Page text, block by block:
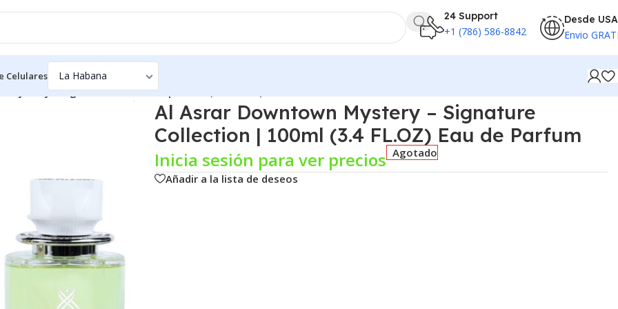
24 Support
+1 (786) 586-8842
Desde USA
Envio
Celulares
Mystery – Signature Collection | 100ml (3.4 FL.OZ) Eau de Parfum
Al Asrar Downtown Mystery – Signature
Collection | 100ml (3.4 FL.OZ) Eau de Parfum
Inicia sesión para ver precios Agotado
Añadir a la lista de deseos